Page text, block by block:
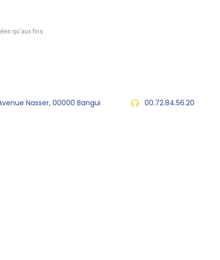
qu'aux fins
Nasser, 00000 Bangui 00.72.84.56.20